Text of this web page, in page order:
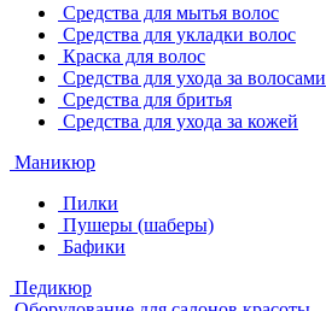
Средства для мытья волос
Средства для укладки волос
Краска для волос
Средства для ухода за волосами
Средства для бритья
Средства для ухода за кожей
Маникюр
Пилки
Пушеры (шаберы)
Бафики
Педикюр